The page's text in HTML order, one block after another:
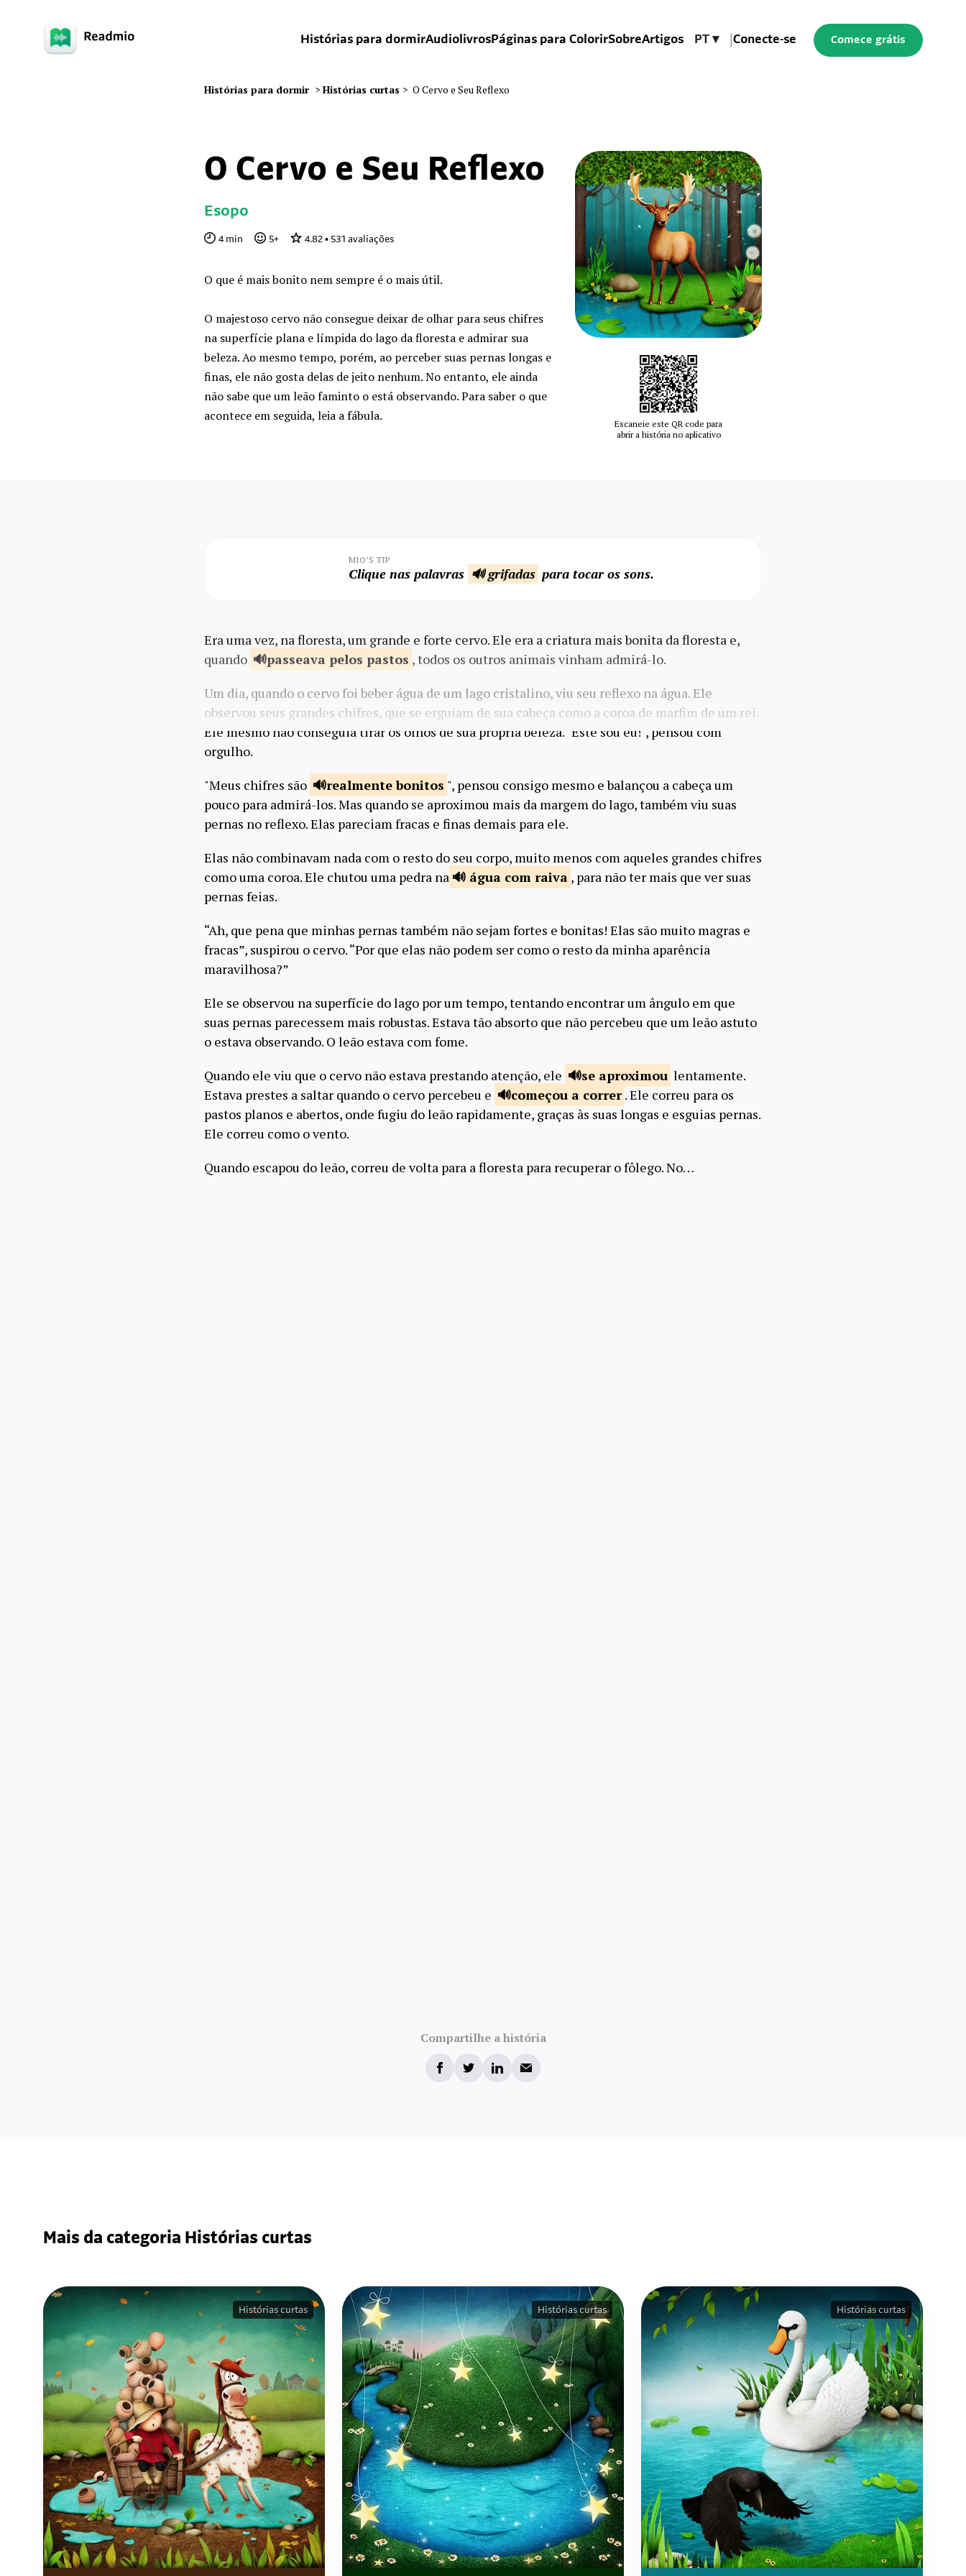
Histórias para dormirAudiolivrosPáginas para ColorirSobreArtigos PT ▾ Conecte-se Comece grátis
Histórias para dormir > Histórias curtas > O Cervo e Seu Reflexo
O Cervo e Seu Reflexo
Esopo
4min 5+ 4.82 • 531 avaliações
O que é mais bonito nem sempre é o mais útil.
O majestoso cervo não consegue deixar de olhar para seus chifres
na superfície plana e límpida do lago da floresta e admirar sua
beleza. Ao mesmo tempo, porém, ao perceber suas pernas longas e
finas, ele não gosta delas de jeito nenhum. No entanto, ele ainda
não sabe que um leão faminto o está observando. Para saber o que
acontece em seguida, leia a fábula.
Escaneie este QR code para
abrir a história no aplicativo
MIO’S TIP
Clique nas palavras 🔊 grifadas para tocar os sons.
Era uma vez, na floresta, um grande e forte cervo. Ele era a criatura mais bonita da floresta e,
quando
passeava pelos pastos , todos os outros animais vinham admirá-lo.
Um dia, quando o cervo foi beber água de um lago cristalino, viu seu reflexo na água. Ele
observou seus grandes chifres, que se erguiam de sua cabeça como a coroa de marfim de um rei.
Ele mesmo não conseguia tirar os olhos de sua própria beleza. "Este sou eu!", pensou com
orgulho.
"Meus chifres são
realmentebonitos ", pensou consigo mesmo e balançou a cabeça um
pouco para admirá-los. Mas quando se aproximou mais da margem do lago, também viu suas
pernas no reflexo. Elas pareciam fracas e finas demais para ele.
Elas não combinavam nada com o resto do seu corpo, muito menos com aqueles grandes chifres
como uma coroa. Ele chutou uma pedra na
água com raiva , para não ter mais que ver suas
pernas feias.
“Ah, que pena que minhas pernas também não sejam fortes e bonitas! Elas são muito magras e
fracas”, suspirou o cervo. “Por que elas não podem ser como o resto da minha aparência
maravilhosa?”
Ele se observou na superfície do lago por um tempo, tentando encontrar um ângulo em que
suas pernas parecessem mais robustas. Estava tão absorto que não percebeu que um leão astuto
o estava observando. O leão estava com fome.
Quando ele viu que o cervo não estava prestando atenção, ele
se aproximou lentamente.
Estava prestes a saltar quando o cervo percebeu e
começou a correr . Ele correu para os
pastos planos e abertos, onde fugiu do leão rapidamente, graças às suas longas e esguias pernas.
Ele correu como o vento.
Quando escapou do leão, correu de volta para a floresta para recuperar o fôlego. No…
Compartilhe a história
Mais da categoria Histórias curtas
Histórias curtas Histórias curtas Histórias curtas